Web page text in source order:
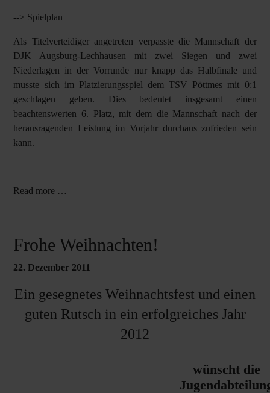
--> Spielplan
Als Titelverteidiger angetreten verpasste die Mannschaft der
DJK Augsburg-Lechhausen mit zwei Siegen und zwei
Niederlagen in der Vorrunde nur knapp das Halbfinale und
musste sich im Platzierungsspiel dem TSV Pöttmes mit 0:1
geschlagen geben. Dies bedeutet insgesamt einen
beachtenswerten 6. Platz, mit dem die Mannschaft nach der
herausragenden Leistung im Vorjahr durchaus zufrieden sein
kann.
Read more …
Frohe Weihnachten!
22. Dezember 2011
Ein gesegnetes Weihnachtsfest und einen
guten Rutsch in ein erfolgreiches Jahr
2012
wünscht die